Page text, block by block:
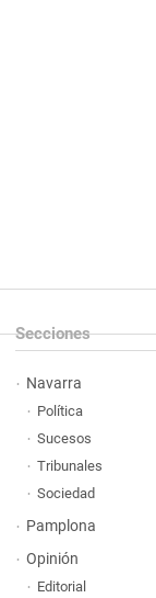
Secciones
Navarra
Política
Sucesos
Tribunales
Sociedad
Pamplona
Opinión
Editorial